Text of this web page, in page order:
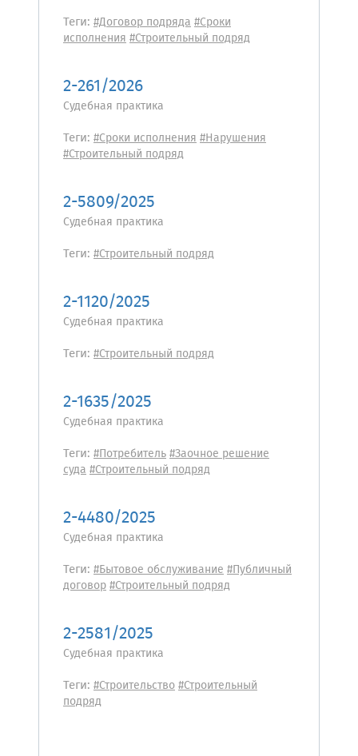
Теги: #Договор подряда#Сроки
исполнения#Строительный подряд
2-261/2026
Судебная практика
Теги: #Сроки исполнения#Нарушения
#Строительный подряд
2-5809/2025
Судебная практика
Теги: #Строительный подряд
2-1120/2025
Судебная практика
Теги: #Строительный подряд
2-1635/2025
Судебная практика
Теги: #Потребитель#Заочное решение
суда#Строительный подряд
2-4480/2025
Судебная практика
Теги: #Бытовое обслуживание#Публичный
договор#Строительный подряд
2-2581/2025
Судебная практика
Теги: #Строительство#Строительный
подряд